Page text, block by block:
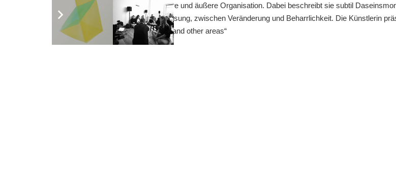
Verortung in der Welt und deren innere und äußere Organisation. Dabei beschreibt sie subtil
zwischen Geschlossenheit und Auflösung, zwischen Veränderung und Beharrlichkeit. Die Künstlerin
ihren neuen Katalog „meeting points and other areas“